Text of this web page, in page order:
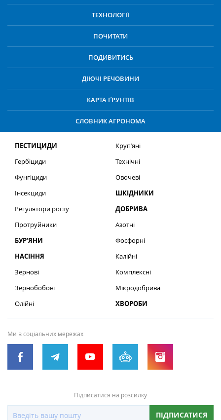
ТЕХНОЛОГІЇ
ПОЧИТАТИ
ПОДИВИТИСЬ
ДІЮЧІ РЕЧОВИНИ
КАРТА ҐРУНТІВ
СЛОВНИК АГРОНОМА
ПЕСТИЦИДИ
Гербіциди
Фунгіциди
Інсекциди
Регулятори росту
Протруйники
БУР’ЯНИ
НАСІННЯ
Зернові
Зернобобові
Олійні
Круп’яні
Технічні
Овочеві
ШКІДНИКИ
ДОБРИВА
Азотні
Фосфорні
Калійні
Комплексні
Мікродобрива
ХВОРОБИ
Ми в соціальних мережах
Підписатися на розсилку
ПІДПИСАТИСЯ